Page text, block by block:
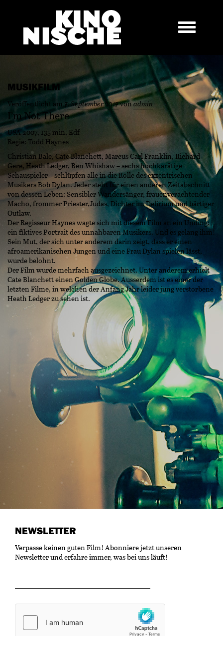
MUSIKFILM
Veröffentlicht am 7. September 2017vonadmin
I’m Not There
USA 2007, 135 min, Edf
Regie: Todd Haynes
Christian Bale, Cate Blanchett, Marcus Carl Franklin, Richard
Gere, Heath Ledger, Ben Whishaw – sechs hochkarätige
Schauspieler – schlüpfen alle in die Rolle des exzentrischen
Musikers Bob Dylan. Jeder steht für einen anderen Zeitabschnitt
von dessen Leben: Sensibler Wandersänger, frauenverachtender
Macho, frommer Priester,Judas, Dichter im Delirium und bärtiger
Outlaw.
Der Regisseur Haynes wagte sich mit diesem Film an ein Unding:
ein fiktives Portrait des unnahbaren Musikers. Und es gelang ihm!
Sein Mut, der sich unter anderem darin zeigt, dass er einen
afroamerikanischen Jungen und eine Frau Dylan spielen lässt,
wurde belohnt.
Der Film wurde mehrfach ausgezeichnet. Unter anderem erhielt
Cate Blanchett einen Golden Globe. Ausserdem ist es einer der
letzten Filme, in welchen der Anfang Jahr leider jung verstorbene
Heath Ledger zu sehen ist.
NEWSLETTER
Verpasse keinen guten Film! Abonniere jetzt unseren
Newsletter und erfahre immer, was bei uns läuft!